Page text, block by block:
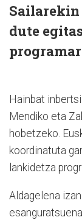
dute
Hainbat
Mendiko eta
hobetzeko.
koordinatuta
lankidetza
Aldagelena